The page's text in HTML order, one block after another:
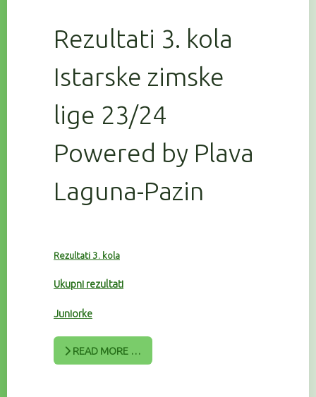
Rezultati 3. kola
Istarske zimske
lige 23/24
Powered by Plava
Laguna-Pazin
Rezultati 3. kola
Ukupni rezultati
Juniorke
READ MORE …